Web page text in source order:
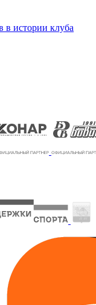
в истории клуба